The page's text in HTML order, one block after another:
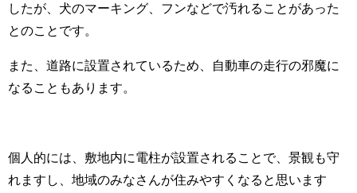
したが、犬のマーキング、フンなどで汚れることがあった
とのことです。
また、道路に設置されているため、自動車の走行の邪魔に
なることもあります。
個人的には、敷地内に電柱が設置されることで、景観も守
れますし、地域のみなさんが住みやすくなると思います